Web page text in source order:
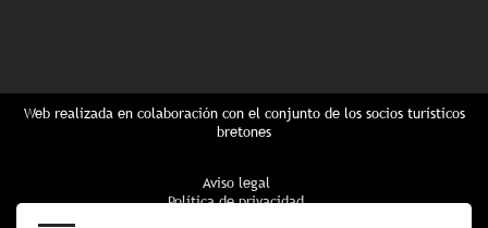
Web realizada en colaboración con el conjunto de los socios turísticos
bretones
Aviso legal
Política de privacidad